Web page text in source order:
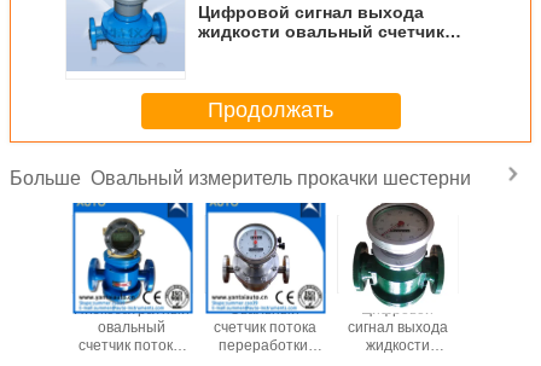
Цифровой сигнал выхода
жидкости овальный счетчик
Продолжать
Больше Овальный измеритель прокачки шестерни
Низкозатратный
овальный
счетчик потока,
Овальный
счетчик потока
переработки,
Цифровой
сигнал выхода
жидкости